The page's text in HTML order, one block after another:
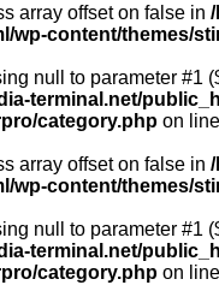
array offset on false in
wp-content/themes/
null to parameter #1
terminal.net/
category.php on line
array offset on false in
wp-content/themes/
null to parameter #1
terminal.net/
category.php on line